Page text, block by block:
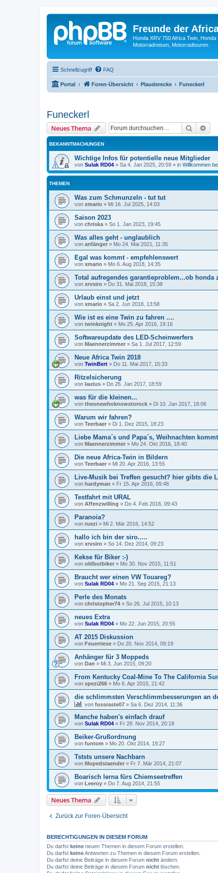
Freunde der
Honda XRV 750 Africa Twin,
Motorradreisen, Motorradtouren
Schnellzugriff FAQ
Portal Foren-Übersicht Plauderecke Funeckerl
Funeckerl
Neues Thema Suche
BEKANNTMACHUNGEN
Wichtige Infos für potentielle neue Mitglieder
von Sulak RD04 » Sa 4. Jan 2025, 20:59 » in Willkommen
THEMEN
Was zum Schmunzeln - tut tut
von xmario » Mi 16. Jul 2025, 14:03
Saison 2023
von chriska » So 1. Jan 2023, 19:45
Was alles geht - unglaublich
von anfänger » Mo 24. Mai 2021, 11:35
Egal was kommt - empfehlenswert
von xmario » Mo 6. Aug 2018, 14:35
Total aufregendes garantieproblem...ob honda
von xrvsiro » Do 31. Mai 2018, 15:38
Urlaub einst und jetzt
von xmario » Sa 2. Jun 2018, 13:58
Wie ist es eine Twin zu fahren ....
von twinknight » Mo 25. Apr 2016, 19:16
Softwareupdate des LED-Scheinwerfers
von Maennerzimmer » Sa 1. Jul 2017, 12:59
Neue Africa Twin 2018
von TwinBert » Do 11. Mai 2017, 15:33
Ritzelsicherung
von lautus » Do 26. Jan 2017, 18:59
was für die kleinen...
von theonewhoknowstorock » Di 10. Jan 2017, 18:06
Warum wir fahren?
von Teerbaer » Di 1. Dez 2015, 18:23
Liebe Mama´s und Papa´s, Weihnachten
von Maennerzimmer » Mo 24. Okt 2016, 18:40
Die neue Africa-Twin in Bildern
von Teerbaer » Mi 20. Apr 2016, 13:55
Live-Musik bei Treffen gesucht? hier gibts die
von hardyman » Fr 15. Apr 2016, 09:48
Testfahrt mit URAL
von Affenzwilling » Do 4. Feb 2016, 09:43
Paranoia?
von ruezi » Mi 2. Mär 2016, 14:52
hallo ich bin der siro.....
von xrvsiro » So 14. Dez 2014, 09:23
Kekse für Biker :-)
von oldbutbiker » Mo 30. Nov 2015, 11:51
Braucht wer einen VW Touareg?
von Sulak RD04 » Mo 21. Sep 2015, 21:13
Perle des Monats
von christopher74 » So 26. Jul 2015, 10:13
neues Extra
von Sulak RD04 » Mo 22. Jun 2015, 20:55
AT 2015 Diskussion
von Feuerriese » Do 20. Nov 2014, 09:19
Anhänger für 3 Moppeds
von Dan » Mi 3. Jun 2015, 09:20
From Kentucky Coal-Mine To The California
von spezi266 » Mo 6. Apr 2015, 21:42
die schlimmsten Verschlimmbesserungen an
von fussraste07 » Sa 6. Dez 2014, 11:36
Manche haben's einfach drauf
von Sulak RD04 » Fr 28. Nov 2014, 20:18
Beiker-Grußordnung
von funtom » Mo 20. Okt 2014, 19:27
Tststs unsere Nachbarn
von Mopedstaender » Fr 7. Mär 2014, 21:07
Boarisch lerna fürs Chiemseetreffen
von Leeroy » Do 7. Aug 2014, 21:55
Neues Thema
Zurück zur Foren-Übersicht
BERECHTIGUNGEN IN DIESEM FORUM
Du darfst keine neuen Themen in diesem Forum erstellen.
Du darfst keineAntworten zu Themen in diesem Forum erstellen.
Du darfst deine Beiträge in diesem Forum nicht ändern.
Du darfst deine Beiträge in diesem Forum nicht löschen.